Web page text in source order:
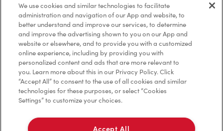
Marques de commerce
Accessibilité
Diagnostic
Contactez-nous
We use cookies and similar technologies to facilitate
administration and navigation of our App and website, to
better understand and improve our services, to determine
and improve the advertising shown to you on our App and
website or elsewhere, and to provide you with a customized
online experience, including by providing you with
personalized content and ads that are more relevant to
you. Learn more about this in our Privacy Policy. Click
“Accept All” to consent to the use of all cookies and similar
technologies for these purposes, or select “Cookies
Settings” to customize your choices.
Accept All